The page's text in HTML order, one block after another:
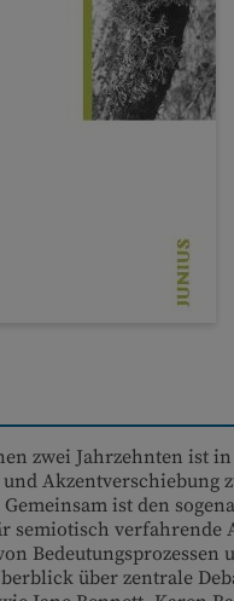
zwei Jahrzehnten ist
Akzentverschiebung
ist den
semiotisch verfahrende
über zentrale